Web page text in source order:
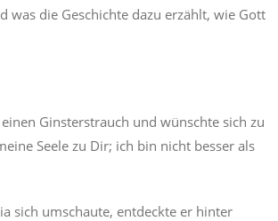
was die Geschichte dazu erzählt, wie Gott
Ginsterstrauch und wünschte sich zu
Seele zu Dir; ich bin nicht besser als
sich umschaute, entdeckte er hinter